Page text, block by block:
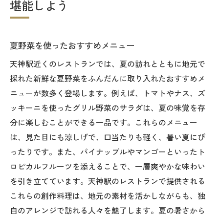
堪能しよう
夏野菜を使ったおすすめメニュー
天神駅近くのレストランでは、夏の訪れとともに地元で
採れた新鮮な夏野菜をふんだんに取り入れたおすすめメ
ニューが数多く登場します。例えば、トマトやナス、ズ
ッキーニを使ったグリル野菜のサラダは、夏の味覚を存
分に楽しむことができる一品です。これらのメニュー
は、見た目にも涼しげで、口当たりも軽く、暑い夏にぴ
ったりです。また、パイナップルやマンゴーといったト
ロピカルフルーツを添えることで、一層爽やかな味わい
を引き立てています。天神駅のレストランで提供される
これらの創作料理は、地元の素材を活かしながらも、独
自のアレンジで訪れる人々を魅了します。夏の暑さから